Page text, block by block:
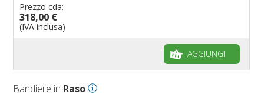
Prezzo cda:
318,00 €
(IVA inclusa)
AGGIUNGI
Bandiere in Raso